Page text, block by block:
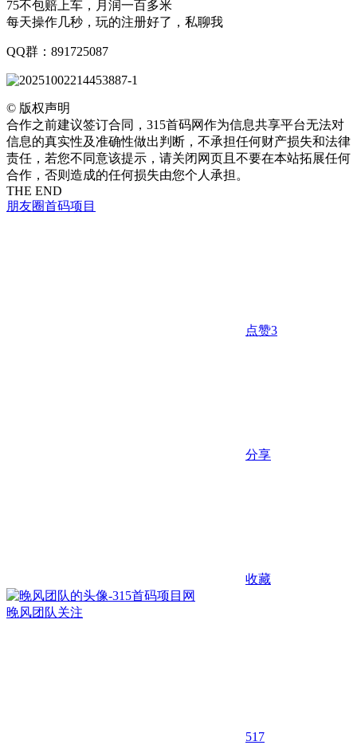
75不包赔上车，月润一百多米
每天操作几秒，玩的注册好了，私聊我
QQ群：891725087
© 版权声明
合作之前建议签订合同，315首码网作为信息共享平台无法对
信息的真实性及准确性做出判断，不承担任何财产损失和法律
责任，若您不同意该提示，请关闭网页且不要在本站拓展任何
合作，否则造成的任何损失由您个人承担。
THE END
朋友圈首码项目
点赞3
分享
收藏
晚风团队关注
517